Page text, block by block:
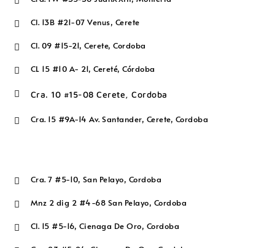
 Cl. 13B #21-07 Venus, Cerete
 Cl. 09 #15-21, Cerete, Cordoba
 CL 15 #10 A- 21, Cereté, Córdoba
 Cra. 10 #15-08 Cerete, Cordoba
 Cra. 15 #9A-14 Av. Santander, Cerete, Cordoba
 Cra. 7 #5-10, San Pelayo, Cordoba
 Mnz 2 dig 2 #4-68 San Pelayo, Cordoba
 Cl. 15 #5-16, Cienaga De Oro, Cordoba